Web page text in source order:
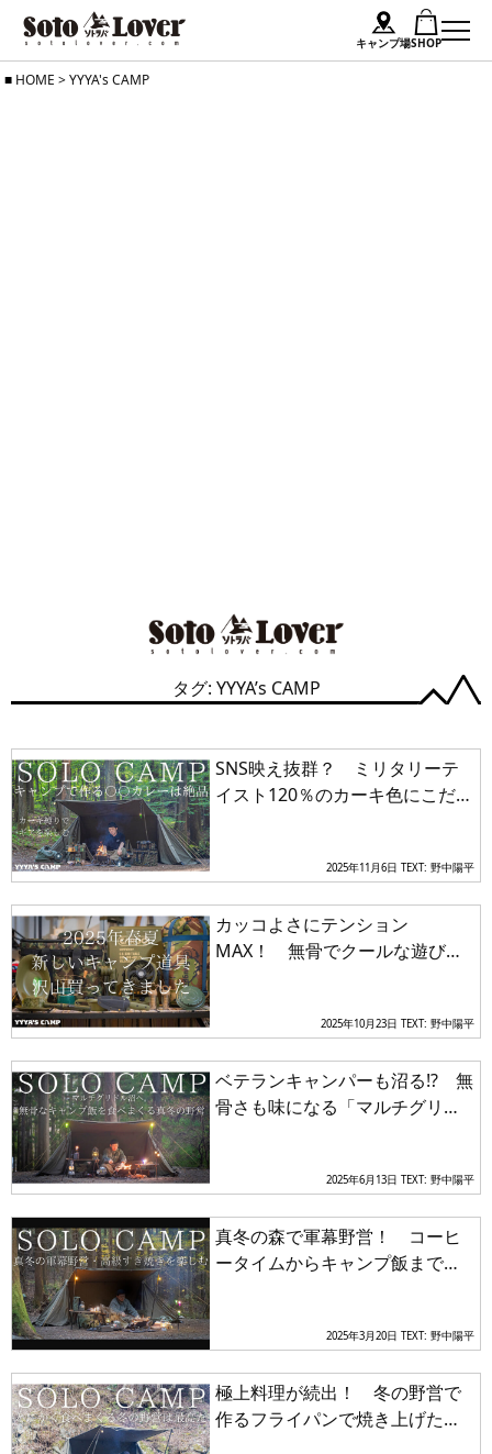
キャンプ場SHOP
SkipHOME >YYYA's CAMP
タグ: YYYA’s CAMP
SNS映え抜群？ ミリタリーテ
イスト120％のカーキ色にこだわ
2025年11月6日 TEXT: 野中陽平
カッコよさにテンション
MAX！ 無骨でクールな遊び心
2025年10月23日 TEXT: 野中陽平
ベテランキャンパーも沼る!? 無
骨さも味になる「マルチグリド
2025年6月13日 TEXT: 野中陽平
真冬の森で軍幕野営！ コーヒ
ータイムからキャンプ飯まです
2025年3月20日 TEXT: 野中陽平
極上料理が続出！ 冬の野営で
作るフライパンで焼き上げた